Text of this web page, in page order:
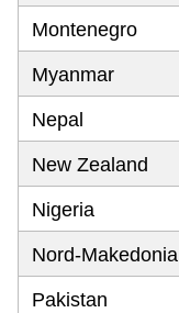
Montenegro
Myanmar
Nepal
New Zealand
Nigeria
Nord-Makedonia
Pakistan